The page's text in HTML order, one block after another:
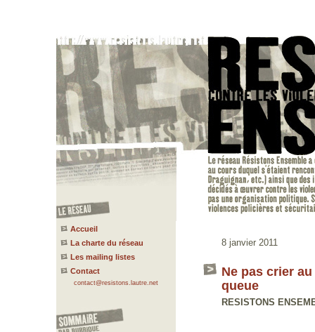
Accueil
La charte du réseau
Les mailing listes
Contact
contact@resistons.lautre.net
8 janvier 2011
Ne pas crier
queue
RESISTONS